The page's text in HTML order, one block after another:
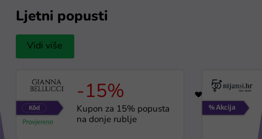
Ljetni popusti
Vidi više
-15%
Kupon za 15% popusta
na donje rublje